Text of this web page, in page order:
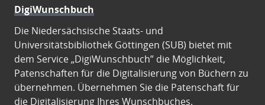
DigiWunschbuch
Die Niedersächsische Staats- und
Universitätsbibliothek Göttingen (SUB) bietet mit
dem Service „DigiWunschbuch” die Möglichkeit,
Patenschaften für die Digitalisierung von Büchern zu
übernehmen. Übernehmen Sie die Patenschaft für
die Digitalisierung Ihres Wunschbuches.